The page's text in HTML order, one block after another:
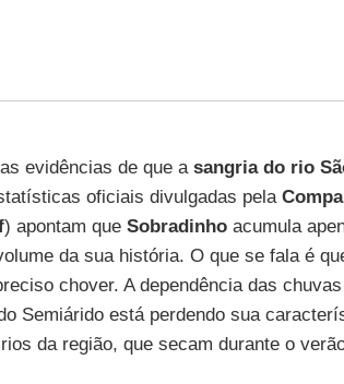
evidências de que a sangria do rio
oficiais divulgadas pela
) apontam que Sobradinhoacumula
da sua história. O que se fala é
chover. A dependência das
Semiárido está perdendo sua
da região, que secam durante o